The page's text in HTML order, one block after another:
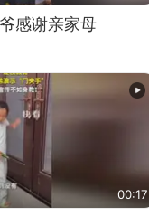
感谢亲家母
00:17